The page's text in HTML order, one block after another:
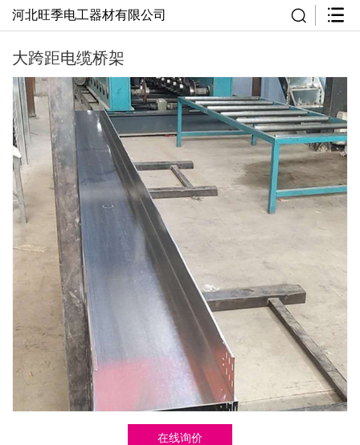
河北旺季电工器材有限公司
大跨距电缆桥架
在线询价